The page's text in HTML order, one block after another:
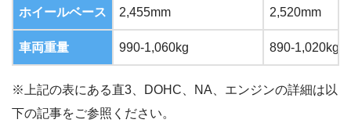
ホイールベース 2,455mm 2,520mm
車両重量 990-1,060kg 890-1,020kg
※上記の表にある直3、DOHC、NA、エンジンの詳細は以
下の記事をご参照ください。